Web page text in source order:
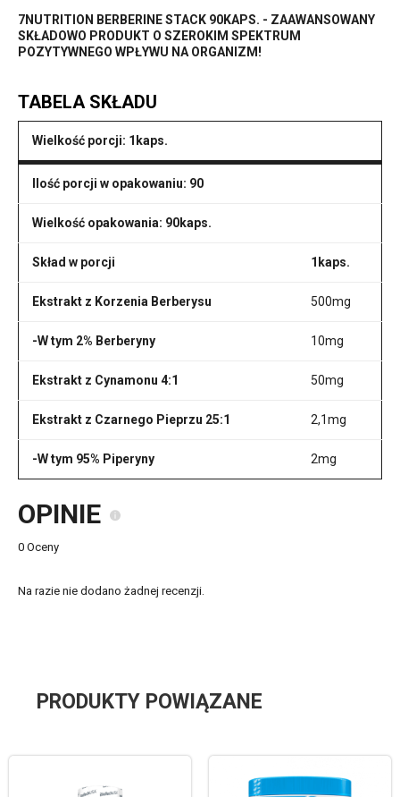
7NUTRITION BERBERINE STACK 90KAPS. - ZAAWANSOWANY
SKŁADOWO PRODUKT O SZEROKIM SPEKTRUM
POZYTYWNEGO WPŁYWU NA ORGANIZM!
TABELA SKŁADU
Wielkość porcji: 1kaps.
Ilość porcji w opakowaniu: 90
Wielkość opakowania: 90kaps.
Skład w porcji 1kaps.
Ekstrakt z Korzenia Berberysu 500mg
-W tym 2% Berberyny 10mg
Ekstrakt z Cynamonu 4:1 50mg
Ekstrakt z Czarnego Pieprzu 25:1 2,1mg
-W tym 95% Piperyny 2mg
OPINIE
0 Oceny
Na razie nie dodano żadnej recenzji.
PRODUKTY POWIĄZANE